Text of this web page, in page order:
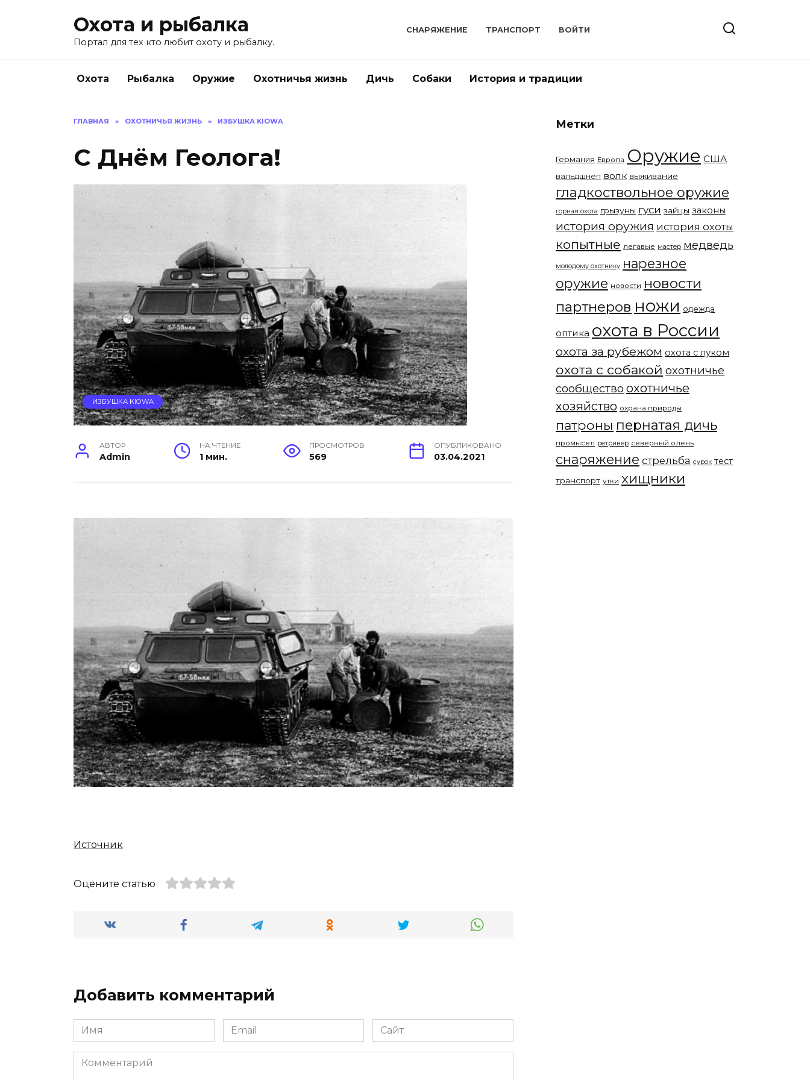
Охота и рыбалка
Портал для тех кто любит охоту и рыбалку.
СНАРЯЖЕНИЕ ТРАНСПОРТ ВОЙТИ
Охота Рыбалка Оружие Охотничья жизнь Дичь Собаки История и традиции
ГЛАВНАЯ » ОХОТНИЧЬЯ ЖИЗНЬ » ИЗБУШКА KIOWA
С Днём Геолога!
ИЗБУШКА KIOWA
АВТОР
Admin
НА ЧТЕНИЕ
1 мин.
ПРОСМОТРОВ
569
ОПУБЛИКОВАНО
03.04.2021
Источник
Оцените статью
Добавить комментарий
Имя
*
Email
*
Сайт
Комментарий
Метки
Германия Европа Оружие США
вальдшнеп волк выживание
гладкоствольное оружие
горная охота грызуны гуси зайцы законы
история оружия история охоты
копытные легавые мастер медведь
молодому охотнику нарезное
оружие новости новости
партнеров ножи одежда
оптика охота в России
охота за рубежом охота с луком
охота с собакой охотничье
сообщество охотничье
хозяйство охрана природы
патроны пернатая дичь
промысел ретривер северный олень
снаряжение стрельба сурок тест
транспорт утки хищники